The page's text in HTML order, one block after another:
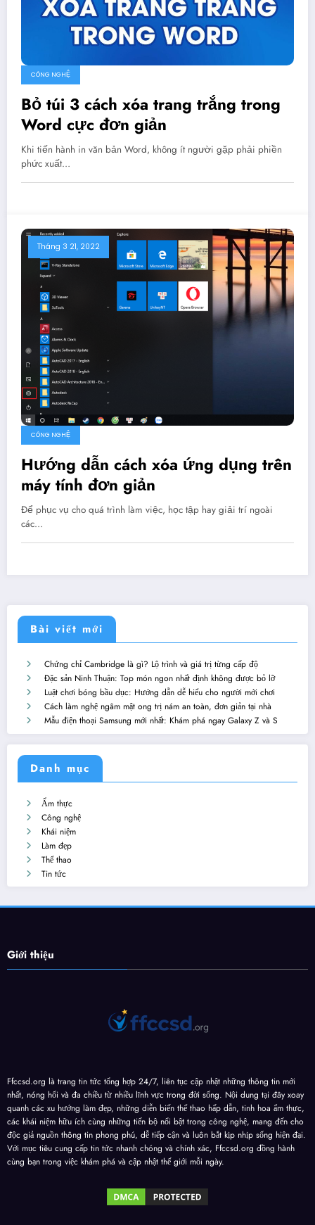
CÔNG NGHỆ
Bỏ túi 3 cách xóa trang trắng trong
Word cực đơn giản
Khi tiến hành in văn bản Word, không ít người gặp phải phiền
phức xuất…
Tháng 3 21, 2022
CÔNG NGHỆ
Hướng dẫn cách xóa ứng dụng trên
máy tính đơn giản
Để phục vụ cho quá trình làm việc, học tập hay giải trí ngoài
các…
Bài viết mới
Chứng chỉ Cambridge là gì? Lộ trình và giá trị từng cấp độ
Đặc sản Ninh Thuận: Top món ngon nhất định không được bỏ lỡ
Luật chơi bóng bầu dục: Hướng dẫn dễ hiểu cho người mới chơi
Cách làm nghệ ngâm mật ong trị nám an toàn, đơn giản tại nhà
Mẫu điện thoại Samsung mới nhất: Khám phá ngay Galaxy Z và S
Danh mục
Ẩm thực
Công nghệ
Khái niệm
Làm đẹp
Thể thao
Tin tức
Giới thiệu
Ffccsd.org là trang tin tức tổng hợp 24/7, liên tục cập nhật những thông tin mới
nhất, nóng hổi và đa chiều từ nhiều lĩnh vực trong đời sống. Nội dung tại đây xoay
quanh các xu hướng làm đẹp, những diễn biến thể thao hấp dẫn, tinh hoa ẩm thực,
các khái niệm hữu ích cùng những tiến bộ nổi bật trong công nghệ, mang đến cho
độc giả nguồn thông tin phong phú, dễ tiếp cận và luôn bắt kịp nhịp sống hiện đại.
Với mục tiêu cung cấp tin tức nhanh chóng và chính xác, Ffccsd.org đồng hành
cùng bạn trong việc khám phá và cập nhật thế giới mỗi ngày.